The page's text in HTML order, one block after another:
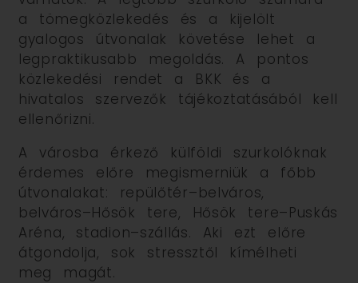
a tömegközlekedés és a kijelölt
gyalogos útvonalak követése lehet a
legpraktikusabb megoldás. A pontos
közlekedési rendet a BKK és a
hivatalos szervezők tájékoztatásából kell
ellenőrizni.
A városba érkező külföldi szurkolóknak
érdemes előre megismerniük a főbb
útvonalakat: repülőtér–belváros,
belváros–Hősök tere, Hősök tere–Puskás
Aréna, stadion–szállás. Aki ezt előre
átgondolja, sok stressztől kímélheti
meg magát.